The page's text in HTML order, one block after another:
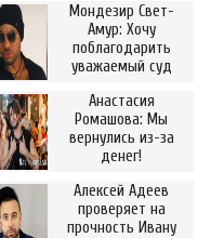
Мондезир Свет-
Амур: Хочу
поблагодарить
уважаемый суд
Анастасия
Ромашова: Мы
вернулись из-за
денег!
Алексей Адеев
проверяет на
прочность Ивану